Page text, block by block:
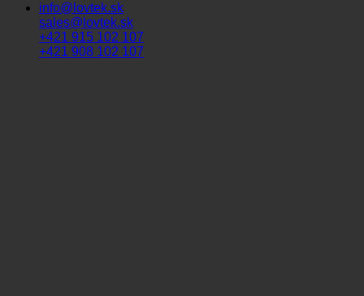
info@lovtek.sk
sales@lovtek.sk
+421 915 102 107
+421 908 102 107